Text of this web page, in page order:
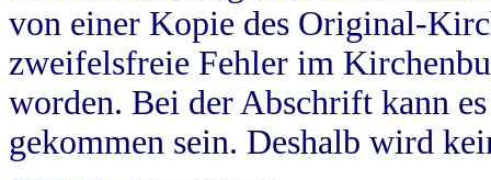
von einer Kopie des Original-
zweifelsfreie Fehler im
worden. Bei der Abschrift kann
gekommen sein. Deshalb wird